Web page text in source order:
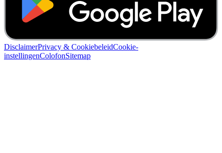
DisclaimerPrivacy & CookiebeleidCookie-
instellingenColofonSitemap